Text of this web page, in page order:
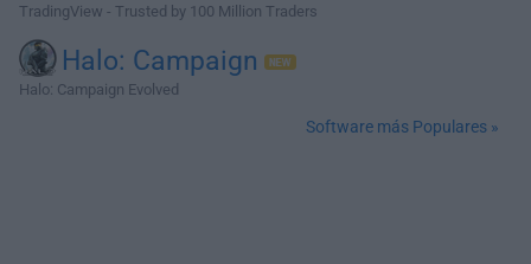
TradingView - Trusted by 100 Million Traders
Halo: Campaign
Halo: Campaign Evolved
Software más Populares »